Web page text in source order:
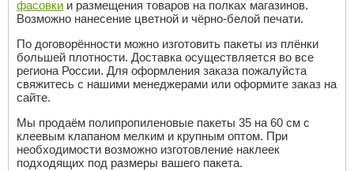
фасовки и размещения товаров на полках магазинов.
Возможно нанесение цветной и чёрно-белой печати.
По договорённости можно изготовить пакеты из плёнки
большей плотности. Доставка осуществляется во все
региона России. Для оформления заказа пожалуйста
свяжитесь с нашими менеджерами или оформите заказ на
сайте.
Мы продаём полипропиленовые пакеты 35 на 60 см с
клеевым клапаном мелким и крупным оптом. При
необходимости возможно изготовление наклеек
подходящих под размеры вашего пакета.